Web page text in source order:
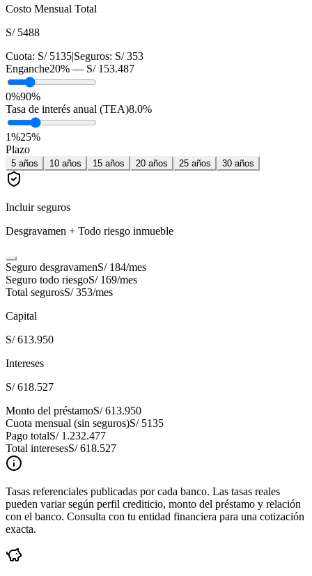
Costo Mensual Total
S/ 5488
Cuota: S/ 5135|Seguros: S/ 353
Enganche20% — S/ 153.487
0%90%
Tasa de interés anual (TEA)8.0%
1%25%
Plazo
5 años 10 años 15 años 20 años 25 años 30 años
Incluir seguros
Desgravamen + Todo riesgo inmueble
Seguro desgravamenS/ 184/mes
Seguro todo riesgoS/ 169/mes
Total segurosS/ 353/mes
Capital
S/ 613.950
Intereses
S/ 618.527
Monto del préstamoS/ 613.950
Cuota mensual (sin seguros)S/ 5135
Pago totalS/ 1.232.477
Total interesesS/ 618.527
Tasas referenciales publicadas por cada banco. Las tasas reales
pueden variar según perfil crediticio, monto del préstamo y relación
con el banco. Consulta con tu entidad financiera para una cotización
exacta.